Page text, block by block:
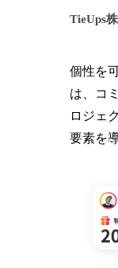
TieUps
個性を
は、コ
ロジェ
要素を